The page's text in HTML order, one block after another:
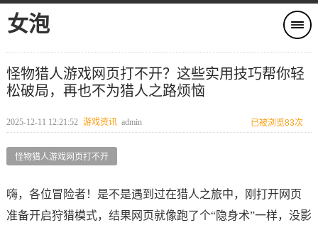
女泡
怪物猎人游戏网页打不开？这些实用技巧帮你轻
松破局，再也不为猎人之路烦恼
2025-12-11 12:21:52 游戏资讯 admin 已被浏览83次
怪物猎人游戏网页打不开
嗨，各位冒险者！是不是遇到过在猎人之旅中，刚打开网页
准备开启狩猎模式，结果网页就像跑了个“隐身术”一样，没影